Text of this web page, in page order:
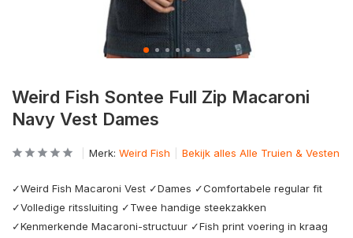
Weird Fish Sontee Full Zip Macaroni
Navy Vest Dames
Merk: Weird Fish Bekijk alles Alle Truien & Vesten
✓Weird Fish Macaroni Vest ✓Dames ✓Comfortabele regular fit
✓Volledige ritssluiting ✓Twee handige steekzakken
✓Kenmerkende Macaroni-structuur ✓Fish print voering in kraag